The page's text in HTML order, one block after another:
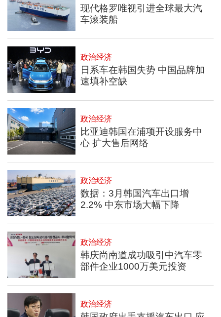
现代格罗唯视引进全球最大汽
车滚装船
政治经济
日系车在韩国失势 中国品牌加
速填补空缺
政治经济
比亚迪韩国在浦项开设服务中
心 扩大售后网络
政治经济
数据：3月韩国汽车出口增
2.2% 中东市场大幅下降
政治经济
韩庆尚南道成功吸引中汽车零
部件企业1000万美元投资
政治经济